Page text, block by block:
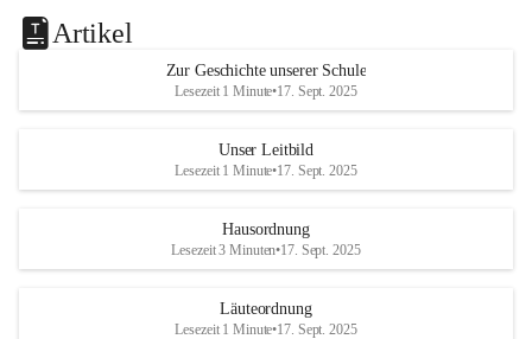
Artikel
Zur Geschichte unserer Schule
Lesezeit 1 Minute•17. Sept. 2025
Unser Leitbild
Lesezeit 1 Minute•17. Sept. 2025
Hausordnung
Lesezeit 3 Minuten•17. Sept. 2025
Läuteordnung
Lesezeit 1 Minute•17. Sept. 2025